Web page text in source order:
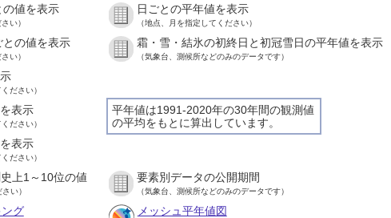
値を表示
い）
日ごとの平年値を表示
（地点、月を指定してください）
の値を表示
い）
霜・雪・結氷の初終日と初冠雪日の平年値を表示
（気象台、測候所などのみのデータです）
ださい）
平年値は1991-2020年の30年間の観測値
の平均をもとに算出しています。
表示
ださい）
表示
ださい）
上1～10位の値
い）
要素別データの公開期間
（気象台、測候所などのみのデータです）
グ メッシュ平年値図